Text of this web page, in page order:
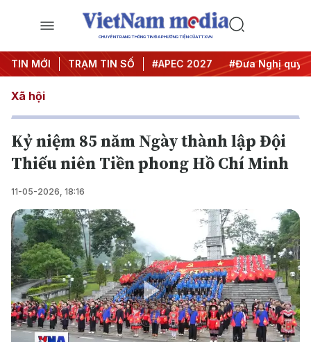
CHUYÊN TRANG THÔNG TIN ĐA PHƯƠNG TIỆN CỦA TTXVN
TIN MỚI TRẠM TIN SỐ
#Hội nghị Trung ương 3 #APEC 2027 #Đưa Nghị quyết
Xã hội
Kỷ niệm 85 năm Ngày thành lập Đội
Thiếu niên Tiền phong Hồ Chí Minh
11-05-2026, 18:16
Play